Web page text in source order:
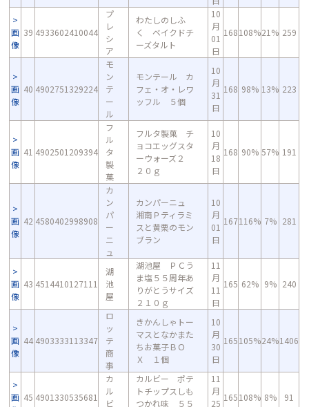
画
像
39 4933602410044
プ
レ
シ
ア
わたしのしふ
く ベイクドチ
ーズタルト
10
月
01
日
168108%21% 259
画
像
40 4902751329224
モ
ン
テ
ー
ル
モンテール カ
フェ・オ・レワ
ッフル ５個
10
月
31
日
168 98% 13% 223
画
像
41 4902501209394
フ
ル
タ
製
菓
フルタ製菓 チ
ョコエッグスタ
ーウォーズ２
２０ｇ
10
月
18
日
168 90% 57% 191
画
像
42 4580402998908
カ
ン
パ
ー
ニ
ュ
カンパーニュ
湘南Ｐティラミ
スと黄栗のモン
ブラン
10
月
01
日
167116% 7% 281
画
像
43 4514410127111
湖
池
屋
湖池屋 ＰＣう
ま塩５５周年あ
りがとうサイズ
２１０ｇ
11
月
11
日
165 62% 9% 240
画
像
44 4903333113347
ロ
ッ
テ
商
事
きかんしゃトー
マスとなかまた
ちお菓子ＢＯ
Ｘ １個
10
月
30
日
165105%24%1406
画 45 4901330535681
カ
ル
ビ
カルビー ポテ
トチップスしも
つかれ味 ５５
11
月
25
165108% 8% 91